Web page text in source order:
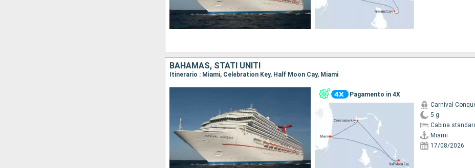
BAHAMAS, STATI UNITI
Itinerario : Miami, Celebration Key, Half Moon Cay, Miami
Pagamento in 4X
Carnival
5 g
Cabina
Miami
17/08/2026